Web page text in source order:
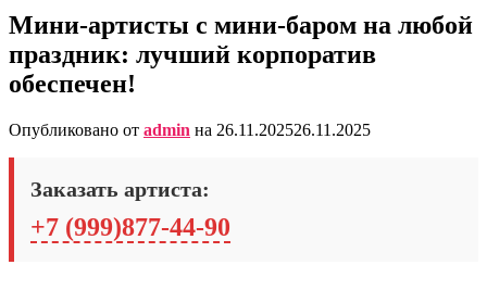
Мини-артисты с мини-баром на любой
праздник: лучший корпоратив
обеспечен!
Опубликовано от admin на 26.11.202526.11.2025
Заказать артиста:
+7 (999)877-44-90